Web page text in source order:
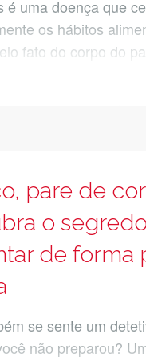
é uma doença que
os hábitos
fato do corpo do
do nosso
você possui dúvidas
e deseja
pare de
o
de forma
se sente um
não preparou?